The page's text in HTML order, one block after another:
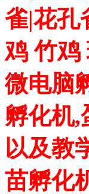
雀|花孔
鸡 竹鸡
微电脑
孵化机,
以及教
苗孵化